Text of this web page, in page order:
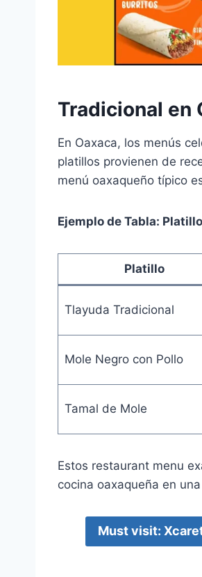
Tradicional en
En Oaxaca, los menús
platillos provienen de
menú oaxaqueño típico
Ejemplo de Tabla:
Platillo
Tlayuda Tradicional
Mole Negro con Pollo
Tamal de Mole
Estos restaurant menu
cocina oaxaqueña en
Must visit: